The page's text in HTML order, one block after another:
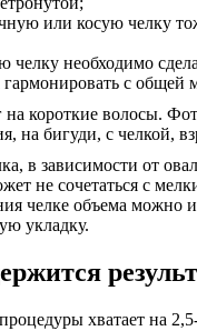
или косую челку
челку необходимо
гармонировать с общей
в зависимости от
не сочетаться с
челке объема можно
укладку.
хватает на